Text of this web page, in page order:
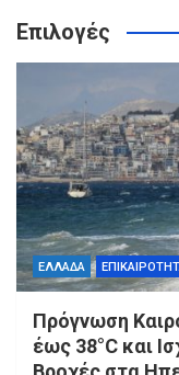
Επιλογές
ΕΛΛΑΔΑ
Πρόγνωση
έως 38°C και